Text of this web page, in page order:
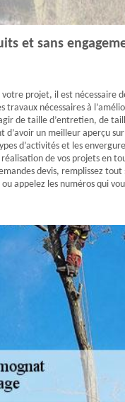
et sans
votre projet, il est nécessaire
travaux nécessaires à
de taille d’entretien, de
d’avoir un meilleur aperçu
d’activités et les
réalisation de vos projets en
devis, remplissez
appelez les numéros qui